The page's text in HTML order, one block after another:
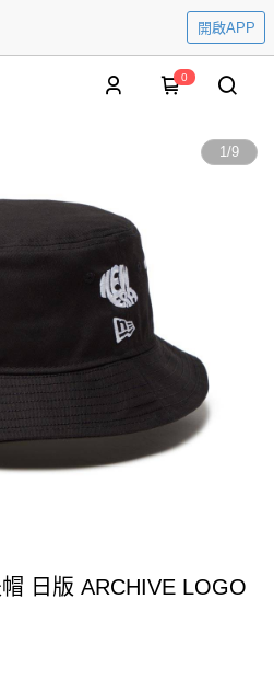
開啟APP
0
1/9
日版 ARCHIVE LOGO